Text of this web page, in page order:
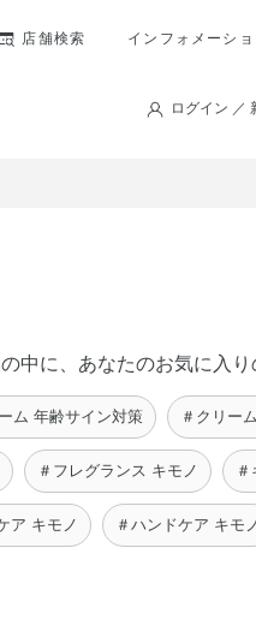
店舗検索 インフォメーショ
ログイン ／
に、あなたのお気に入り
ム 年齢サイン対策 ＃クリー
＃フレグランス キモノ
ア キモノ ＃ハンドケア キモ